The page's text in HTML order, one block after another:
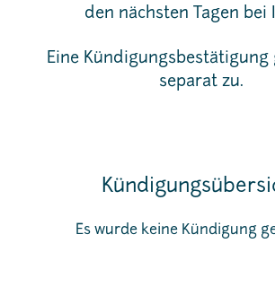
den nächsten Tagen bei
Eine Kündigungsbestätigung
separat zu.
Es wurde keine Kündigung